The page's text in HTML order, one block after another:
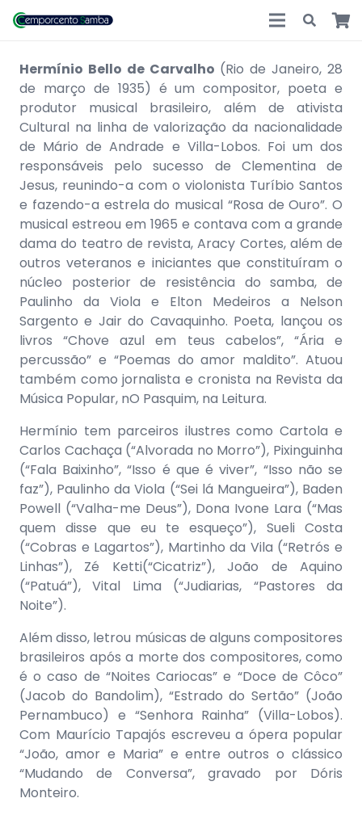
Hermínio Bello de Carvalho (Rio de Janeiro, 28
de março de 1935) é um compositor, poeta e
produtor musical brasileiro, além de ativista
Cultural na linha de valorização da nacionalidade
de Mário de Andrade e Villa-Lobos. Foi um dos
responsáveis pelo sucesso de Clementina de
Jesus, reunindo-a com o violonista Turíbio Santos
e fazendo-a estrela do musical “Rosa de Ouro”. O
musical estreou em 1965 e contava com a grande
dama do teatro de revista, Aracy Cortes, além de
outros veteranos e iniciantes que constituíram o
núcleo posterior de resistência do samba, de
Paulinho da Viola e Elton Medeiros a Nelson
Sargento e Jair do Cavaquinho. Poeta, lançou os
livros “Chove azul em teus cabelos”, “Ária e
percussão” e “Poemas do amor maldito”. Atuou
também como jornalista e cronista na Revista da
Música Popular, nO Pasquim, na Leitura.
Hermínio tem parceiros ilustres como Cartola e
Carlos Cachaça (“Alvorada no Morro”), Pixinguinha
(“Fala Baixinho”, “Isso é que é viver”, “Isso não se
faz”), Paulinho da Viola (“Sei lá Mangueira”), Baden
Powell (“Valha-me Deus”), Dona Ivone Lara (“Mas
quem disse que eu te esqueço”), Sueli Costa
(“Cobras e Lagartos”), Martinho da Vila (“Retrós e
Linhas”), Zé Ketti(“Cicatriz”), João de Aquino
(“Patuá”), Vital Lima (“Judiarias, “Pastores da
Noite”).
Além disso, letrou músicas de alguns compositores
brasileiros após a morte dos compositores, como
é o caso de “Noites Cariocas” e “Doce de Côco”
(Jacob do Bandolim), “Estrado do Sertão” (João
Pernambuco) e “Senhora Rainha” (Villa-Lobos).
Com Maurício Tapajós escreveu a ópera popular
“João, amor e Maria” e entre outros o clássico
“Mudando de Conversa”, gravado por Dóris
Monteiro.